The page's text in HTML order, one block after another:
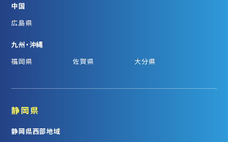
中国
広島県
九州・沖縄
福岡県
佐賀県 大分県
静岡県
静岡県西部地域